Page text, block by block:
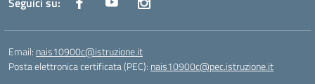
Email: nais10900c@istruzione.it
Posta elettronica certificata (PEC): nais10900c@pec.istruzione.it